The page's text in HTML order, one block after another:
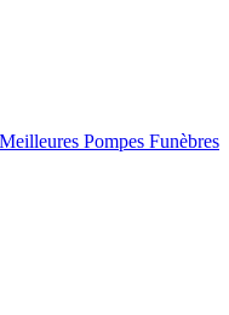
Pompes Funèbres